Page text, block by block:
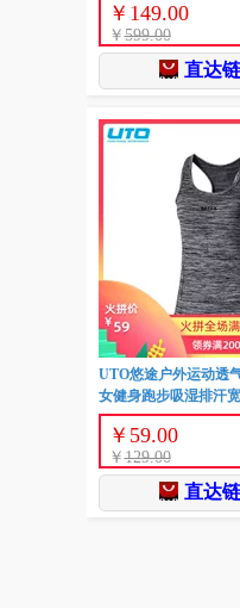
￥ 149.00
￥599.00
直达
UTO悠途户外运动透
女健身跑步吸湿排汗
￥ 59.00
￥129.00
直达